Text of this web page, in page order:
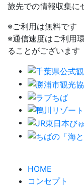
旅先での情報収集に
※ご利用は無料です
※通信速度はご利用
ることがございます
HOME
コンセプト